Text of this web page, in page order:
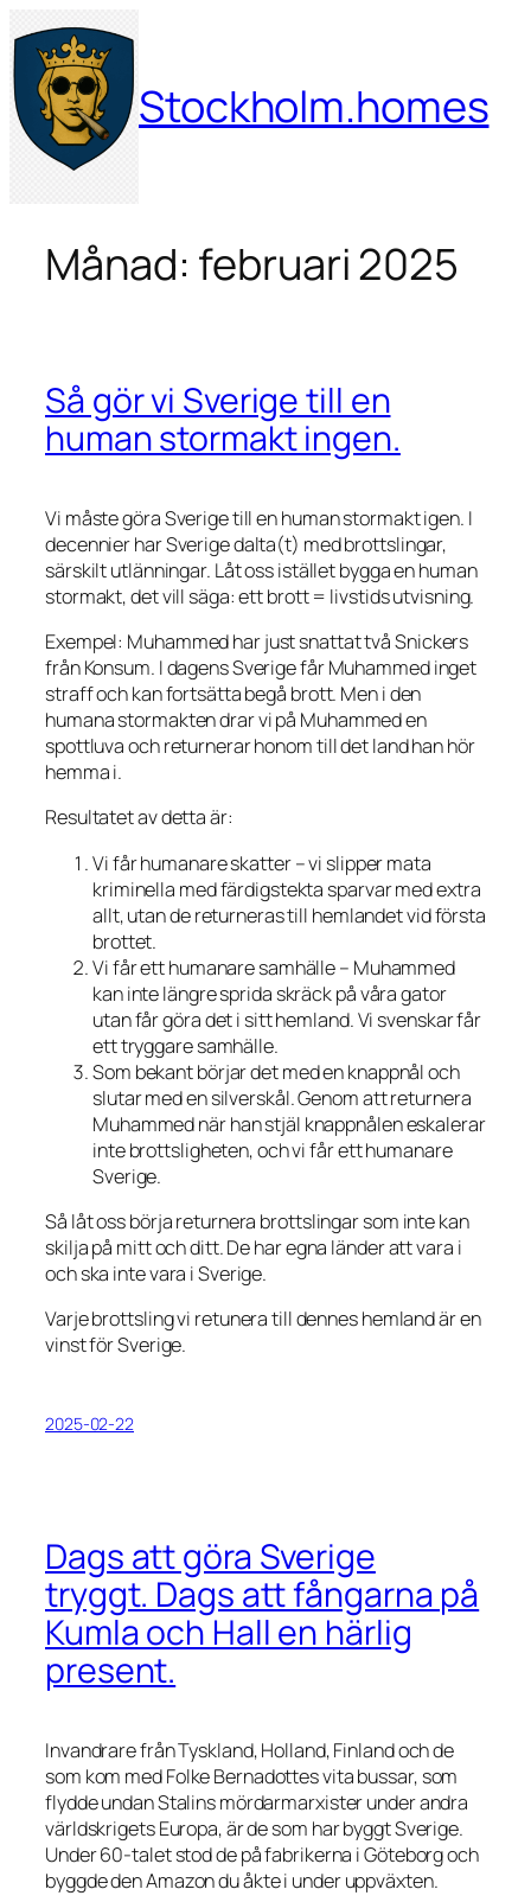
Hoppa
till
innehåll
Stockholm.homes
Månad: februari 2025
Så gör vi Sverige till en
human stormakt ingen.
Vi måste göra Sverige till en human stormakt igen. I
decennier har Sverige dalta(t) med brottslingar,
särskilt utlänningar. Låt oss istället bygga en human
stormakt, det vill säga: ett brott = livstids utvisning.
Exempel: Muhammed har just snattat två Snickers
från Konsum. I dagens Sverige får Muhammed inget
straff och kan fortsätta begå brott. Men i den
humana stormakten drar vi på Muhammed en
spottluva och returnerar honom till det land han hör
hemma i.
Resultatet av detta är:
Vi får humanare skatter – vi slipper mata
kriminella med färdigstekta sparvar med extra
allt, utan de returneras till hemlandet vid första
brottet.
Vi får ett humanare samhälle – Muhammed
kan inte längre sprida skräck på våra gator
utan får göra det i sitt hemland. Vi svenskar får
ett tryggare samhälle.
Som bekant börjar det med en knappnål och
slutar med en silverskål. Genom att returnera
Muhammed när han stjäl knappnålen eskalerar
inte brottsligheten, och vi får ett humanare
Sverige.
Så låt oss börja returnera brottslingar som inte kan
skilja på mitt och ditt. De har egna länder att vara i
och ska inte vara i Sverige.
Varje brottsling vi retunera till dennes hemland är en
vinst för Sverige.
2025-02-22
Dags att göra Sverige
tryggt. Dags att fångarna på
Kumla och Hall en härlig
present.
Invandrare från Tyskland, Holland, Finland och de
som kom med Folke Bernadottes vita bussar, som
flydde undan Stalins mördarmarxister under andra
världskrigets Europa, är de som har byggt Sverige.
Under 60-talet stod de på fabrikerna i Göteborg och
byggde den Amazon du åkte i under uppväxten.